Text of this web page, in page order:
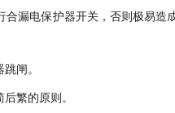
漏电保护器开关，否则极易造
闸。
繁的原则。